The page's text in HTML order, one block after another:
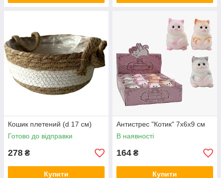
Кошик плетений (d 17 см)
Готово до відправки
278 ₴
Купити
Антистрес "Котик" 7х6х9 см
В наявності
164 ₴
Купити